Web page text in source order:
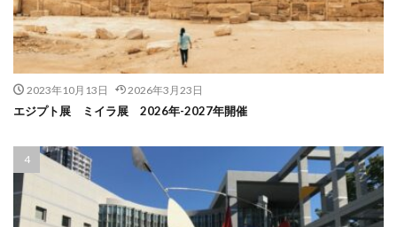
2023年10月13日 2026年3月23日
エジプト展 ミイラ展 2026年-2027年開催